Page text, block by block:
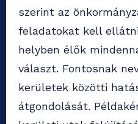
szerint az
feladatokat kell
helyben élők
választ. Fontosnak
kerületek közötti
átgondolását.